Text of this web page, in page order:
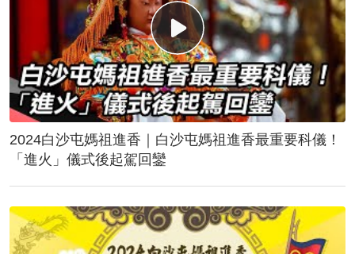
2024白沙屯媽祖進香｜白沙屯媽祖進香最重要科儀！
「進火」儀式後起駕回鑾